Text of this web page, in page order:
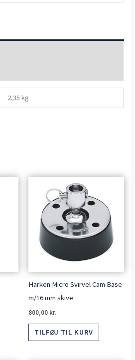
2,35 kg
Harken Micro Svirvel Cam Base
m/16 mm skive
800,00 kr.
TILFØJ TIL KURV